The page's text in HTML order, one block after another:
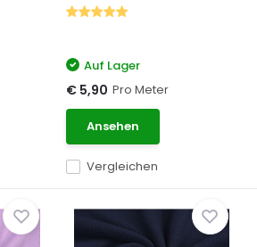
Vergleichen
Auf Lager
€ 5,90 Pro Meter
Ansehen